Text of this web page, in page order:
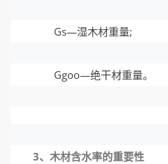
Gs—湿木材重量;
Ggoo—绝干材重量。
3、木材含水率的重要性